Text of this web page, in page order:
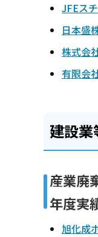
JFEス
日本盛
株式会
有限会
建設業
産業廃
年度実
旭化成